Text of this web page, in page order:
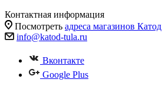
Контактная информация
Посмотреть адреса магазинов Катод
info@katod-tula.ru
Вконтакте
Google Plus